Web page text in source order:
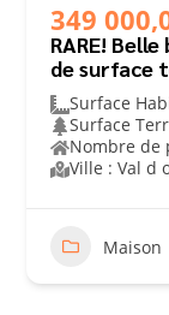
349
RARE!
de surface
habitables!
Surface
Surface
Nombre de
Ville : Val d
Maison